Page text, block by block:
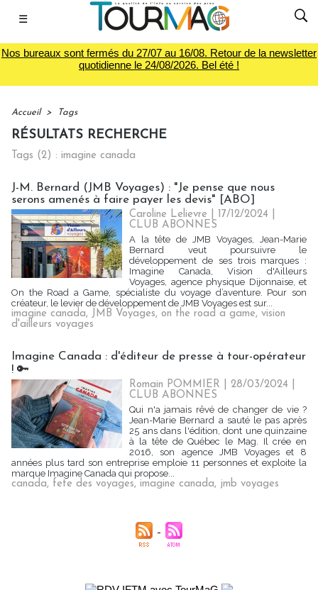
☰
Nos bureaux sont fermés du 27/07 au 16/08. Retour de la newsletter
quotidienne le 24/08/2026. Bel été !
Accueil > Tags
RÉSULTATS RECHERCHE
Tags (2) : imagine canada
J-M. Bernard (JMB Voyages) : "Je pense que nous
serons amenés à faire payer les devis" [ABO]
Caroline Lelievre | 17/12/2024
CLUB ABONNES
A la tête de JMB Voyages, Jean-Marie
Bernard veut poursuivre le
développement de ses trois marques :
Imagine Canada, Vision d'Ailleurs
Voyages, agence physique Dijonnaise, et
On the Road a Game, spécialiste du voyage d’aventure. Pour son
créateur, le levier de développement de JMB Voyages est sur...
imagine canada, JMB Voyages, on the road a game, vision
d'ailleurs voyages
Imagine Canada : d'éditeur de presse à tour-opérateur
! 🔑
Romain POMMIER | 28/03/2024
CLUB ABONNES
Qui n'a jamais rêvé de changer de vie ?
Jean-Marie Bernard a sauté le pas après
25 ans dans l'édition, dont une quinzaine
à la tête de Québec le Mag. Il crée en
2016, son agence JMB Voyages et 8
années plus tard son entreprise emploie 11 personnes et exploite la
marque Imagine Canada qui propose...
canada, fete des voyages, imagine canada, jmb voyages